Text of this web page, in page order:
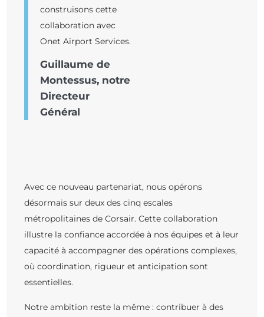
construisons cette
collaboration avec
Onet Airport Services.
Guillaume de
Montessus, notre
Directeur
Général
Avec ce nouveau partenariat, nous opérons
désormais sur deux des cinq escales
métropolitaines de Corsair. Cette collaboration
illustre la confiance accordée à nos équipes et à leur
capacité à accompagner des opérations complexes,
où coordination, rigueur et anticipation sont
essentielles.
Notre ambition reste la même : contribuer à des